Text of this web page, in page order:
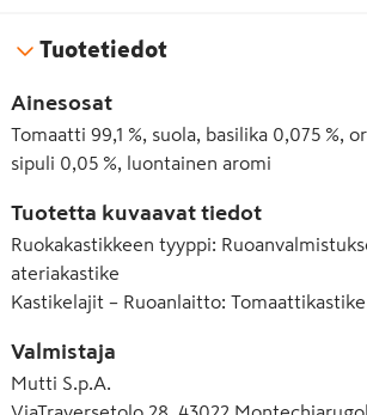
Tuotetiedot
Ainesosat
Tomaatti 99,1 %, suola, basilika 0,075 %,
sipuli 0,05 %, luontainen aromi
Tuotetta kuvaavat tiedot
Ruokakastikkeen tyyppi:
ateriakastike
Kastikelajit – Ruoanlaitto: Tomaattikastike
Valmistaja
Mutti S.p.A.
ViaTraversetolo 28, 43022